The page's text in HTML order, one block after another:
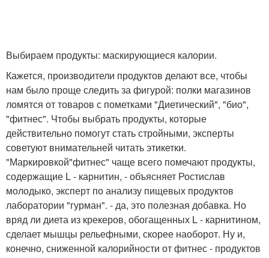
Выбираем продукты: маскирующиеся калории.
Кажется, производители продуктов делают все, чтобы
нам было проще следить за фигурой: полки магазинов
ломятся от товаров с пометками "Диетический", "био",
"фитнес". Чтобы выбрать продукты, которые
действительно помогут стать стройными, эксперты
советуют внимательней читать этикетки.
"Маркировкой"фитнес" чаще всего помечают продукты,
содержащие L - карнитин, - объясняет Ростислав
молодыко, эксперт по анализу пищевых продуктов
лаборатории "гурман". - да, это полезная добавка. Но
вряд ли диета из крекеров, обогащенных L - карнитином,
сделает мышцы рельефными, скорее наоборот. Ну и,
конечно, сниженной калорийности от фитнес - продуктов